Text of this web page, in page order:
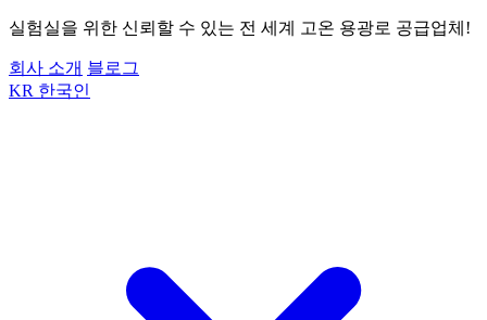
실험실을 위한 신뢰할 수 있는 전 세계 고온 용광로 공급업체!
회사 소개 블로그
KR 한국인